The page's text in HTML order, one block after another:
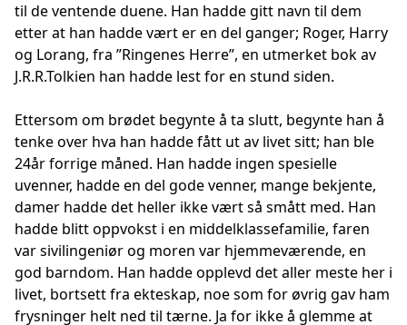
til de ventende duene. Han hadde gitt navn til dem
etter at han hadde vært er en del ganger; Roger, Harry
og Lorang, fra ”Ringenes Herre”, en utmerket bok av
J.R.R.Tolkien han hadde lest for en stund siden.
Ettersom om brødet begynte å ta slutt, begynte han å
tenke over hva han hadde fått ut av livet sitt; han ble
24år forrige måned. Han hadde ingen spesielle
uvenner, hadde en del gode venner, mange bekjente,
damer hadde det heller ikke vært så smått med. Han
hadde blitt oppvokst i en middelklassefamilie, faren
var sivilingeniør og moren var hjemmeværende, en
god barndom. Han hadde opplevd det aller meste her i
livet, bortsett fra ekteskap, noe som for øvrig gav ham
frysninger helt ned til tærne. Ja for ikke å glemme at